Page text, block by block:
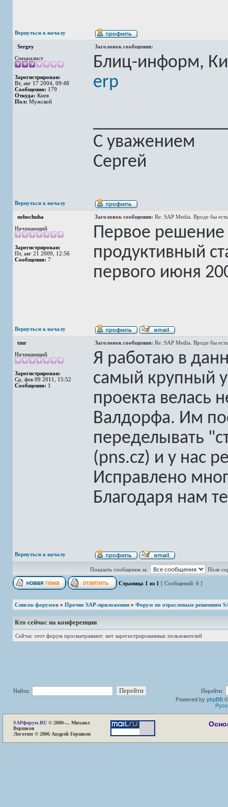
Вернуться к началу
Sergey
Заголовок сообщения:
Специалист
Зарегистрирован:
Вт, авг 17 2004, 09:48
Сообщения: 179
Откуда: Киев
Пол: Мужской
Блиц-информ,
erp
С уважением
Сергей
Вернуться к началу
nehochuha Заголовок сообщения: Re: SAP Media. Вроде бы
Начинающий
Зарегистрирован:
Пт, авг 21 2009, 12:56
Сообщения: 7
Первое
продуктивный
первого июня
Вернуться к началу
tmr Заголовок сообщения: Re: SAP Media. Вроде бы
Начинающий
Зарегистрирован:
Ср, фев 09 2011, 15:52
Сообщения: 1
Я работаю в
самый крупный
проекта велась
Валдорфа. Им
переделывать
(pns.cz) и у нас
Исправлено
Благодаря нам
Вернуться к началу
Показать сообщения за: Поле
Страница 1 из 1 [ Сообщений: 6 ]
Список форумов » Прочие SAP-приложения » Форум по отраслевым решениям
Кто сейчас на конференции
Сейчас этот форум просматривают: нет зарегистрированных пользователей
Найти:
Перейти:
Powered by phpBB
SAPфорум.RU © 2000-... Михаил
Вершков
Логотип © 2006 Андрей Горшков